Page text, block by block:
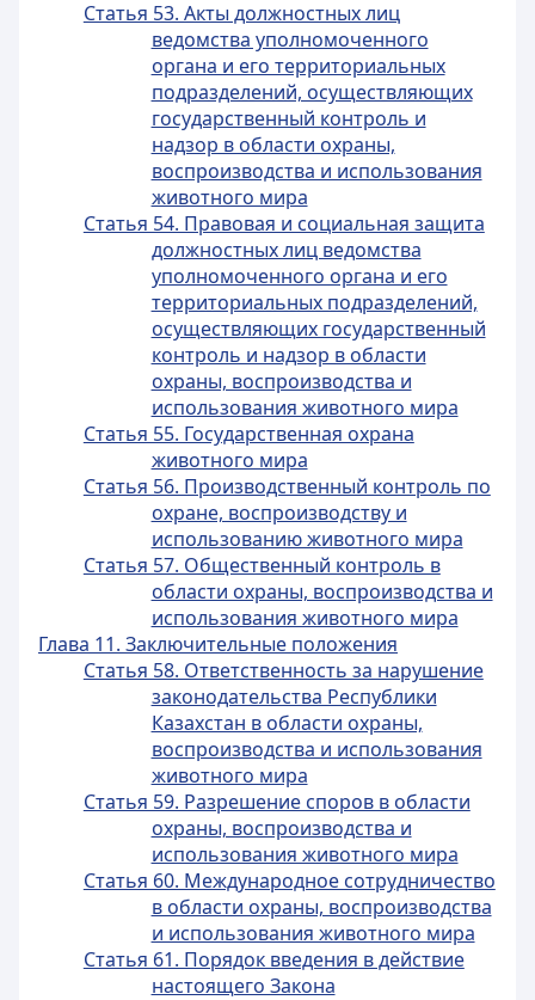
Статья 53. Акты должностных лиц
ведомства уполномоченного
органа и его территориальных
подразделений, осуществляющих
государственный контроль и
надзор в области охраны,
воспроизводства и использования
животного мира
Статья 54. Правовая и социальная защита
должностных лиц ведомства
уполномоченного органа и его
территориальных подразделений,
осуществляющих государственный
контроль и надзор в области
охраны, воспроизводства и
использования животного мира
Статья 55. Государственная охрана
животного мира
Статья 56. Производственный контроль по
охране, воспроизводству и
использованию животного мира
Статья 57. Общественный контроль в
области охраны, воспроизводства и
использования животного мира
Глава 11. Заключительные положения
Статья 58. Ответственность за нарушение
законодательства Республики
Казахстан в области охраны,
воспроизводства и использования
животного мира
Статья 59. Разрешение споров в области
охраны, воспроизводства и
использования животного мира
Статья 60. Международное сотрудничество
в области охраны, воспроизводства
и использования животного мира
Статья 61. Порядок введения в действие
настоящего Закона